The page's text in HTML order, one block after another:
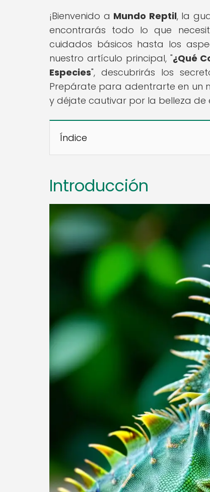
¡Bienvenido a Mundo Reptil, la
encontrarás todo lo que
cuidados básicos hasta los
nuestro artículo principal, "¿Qué
Especies", descubrirás los
Prepárate para adentrarte en un
y déjate cautivar por la belleza de
Índice
Introducción